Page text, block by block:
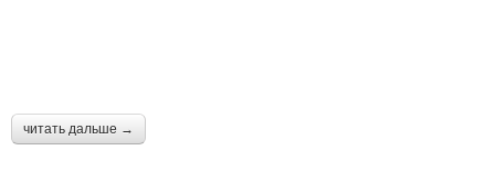
читать дальше →